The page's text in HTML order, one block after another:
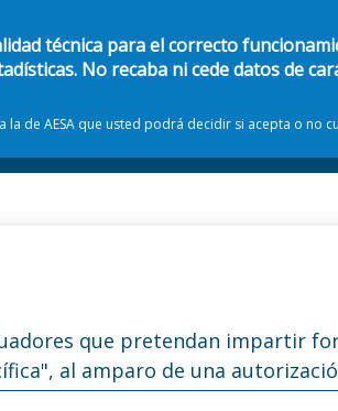
técnica para el correcto
No recaba ni cede datos de
de AESA que usted podrá decidir si acepta o no
que pretendan impartir
al amparo de una